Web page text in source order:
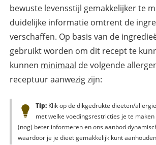
bewuste levensstijl gemakkelijker te
duidelijke informatie omtrent de
verschaffen. Op basis van de
gebruikt worden om dit recept te
kunnen minimaal de volgende
receptuur aanwezig zijn:
Tip:Klik op de dikgedrukte dieëten/
met welke voedingsrestricties je te maken
(nog) beter informeren en ons aanbod
waardoor je je dieët gemakkelijk kunt